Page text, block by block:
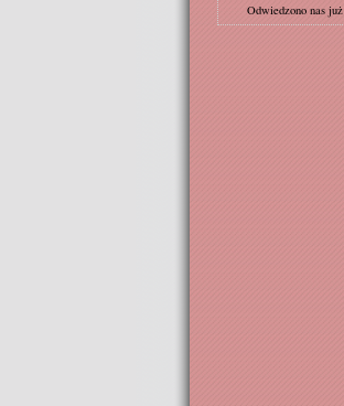
Odwiedzono nas już